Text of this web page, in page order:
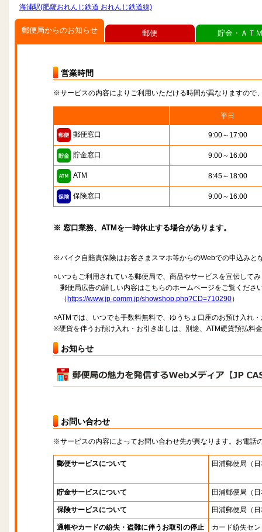
海浦駅(肥薩おれんじ鉄道 おれんじ鉄道線)
郵便局からのお知らせ
営業時間
※サービスの内容によりご利用いただける時間が異なりますので
平日
郵便窓口 9:00～17:00
貯金窓口 9:00～16:00
ATM 8:45～18:00
保険窓口 9:00～16:00
※ 窓口業務、ATMを一時休止する場合があります。
※バイク自賠責保険はお客さまスマホ等からのWebでの申込みと
○いつもご利用されている郵便局で、商品やサービスを宣伝して
郵便局広告の詳しい内容はこちらのホームページをご覧くださ
（ https://www.jp-comm.jp/showshop.php?CD=710290）
○ATMでは、いつでも手数料無料で、ゆうちょ口座のお預け入れ
※硬貨を伴うお預け入れ・お引き出しは、別途、ATM硬貨預払料
お知らせ
お問い合わせ
※サービスの内容によってお問い合わせ先が異なります。お電話
郵便サービスについて 田浦郵便局 （
貯金サービスについて 田浦郵便局 （
保険サービスについて 田浦郵便局 （
通帳やカードの紛失・盗難に伴うお取引の停止 カード紛失セ
郵便 貯金・ＡＴ